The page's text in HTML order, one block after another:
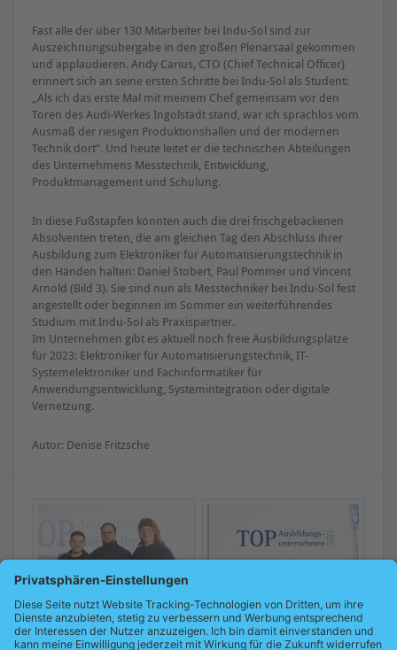
Fast alle der über 130 Mitarbeiter bei Indu-Sol sind zur
Auszeichnungsübergabe in den großen Plenarsaal gekommen
und applaudieren. Andy Carius, CTO (Chief Technical Officer)
erinnert sich an seine ersten Schritte bei Indu-Sol als Student:
„Als ich das erste Mal mit meinem Chef gemeinsam vor den
Toren des Audi-Werkes Ingolstadt stand, war ich sprachlos vom
Ausmaß der riesigen Produktionshallen und der modernen
Technik dort“. Und heute leitet er die technischen Abteilungen
des Unternehmens Messtechnik, Entwicklung,
Produktmanagement und Schulung.
In diese Fußstapfen könnten auch die drei frischgebackenen
Absolventen treten, die am gleichen Tag den Abschluss ihrer
Ausbildung zum Elektroniker für Automatisierungstechnik in
den Händen halten: Daniel Stobert, Paul Pommer und Vincent
Arnold (Bild 3). Sie sind nun als Messtechniker bei Indu-Sol fest
angestellt oder beginnen im Sommer ein weiterführendes
Studium mit Indu-Sol als Praxispartner.
Im Unternehmen gibt es aktuell noch freie Ausbildungsplätze
für 2023: Elektroniker für Automatisierungstechnik, IT-
Systemelektroniker und Fachinformatiker für
Anwendungsentwicklung, Systemintegration oder digitale
Vernetzung.
Autor: Denise Fritzsche